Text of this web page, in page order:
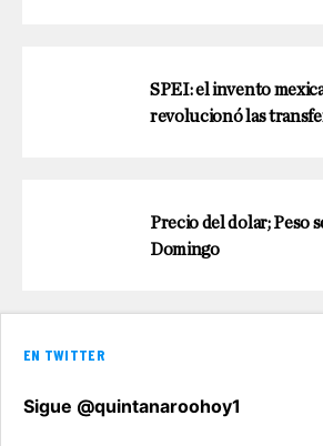
SPEI: el invento
revolucionó las
Precio del dolar; Peso
Domingo
EN TWITTER
Sigue @quintanaroohoy1